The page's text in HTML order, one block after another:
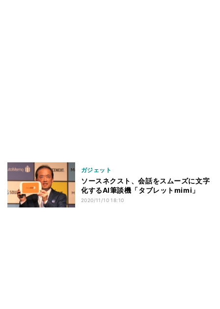
ガジェット
ソースネクスト、会話をスムーズに文字
化するAI筆談機「タブレットmimi」
2020/11/10 18:10